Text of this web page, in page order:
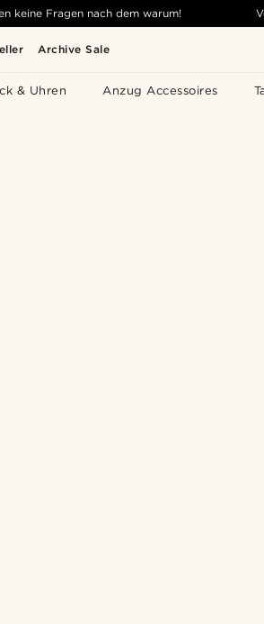
Archive Sale
& Uhren Anzug Accessoires
keine Fragen nach dem warum!